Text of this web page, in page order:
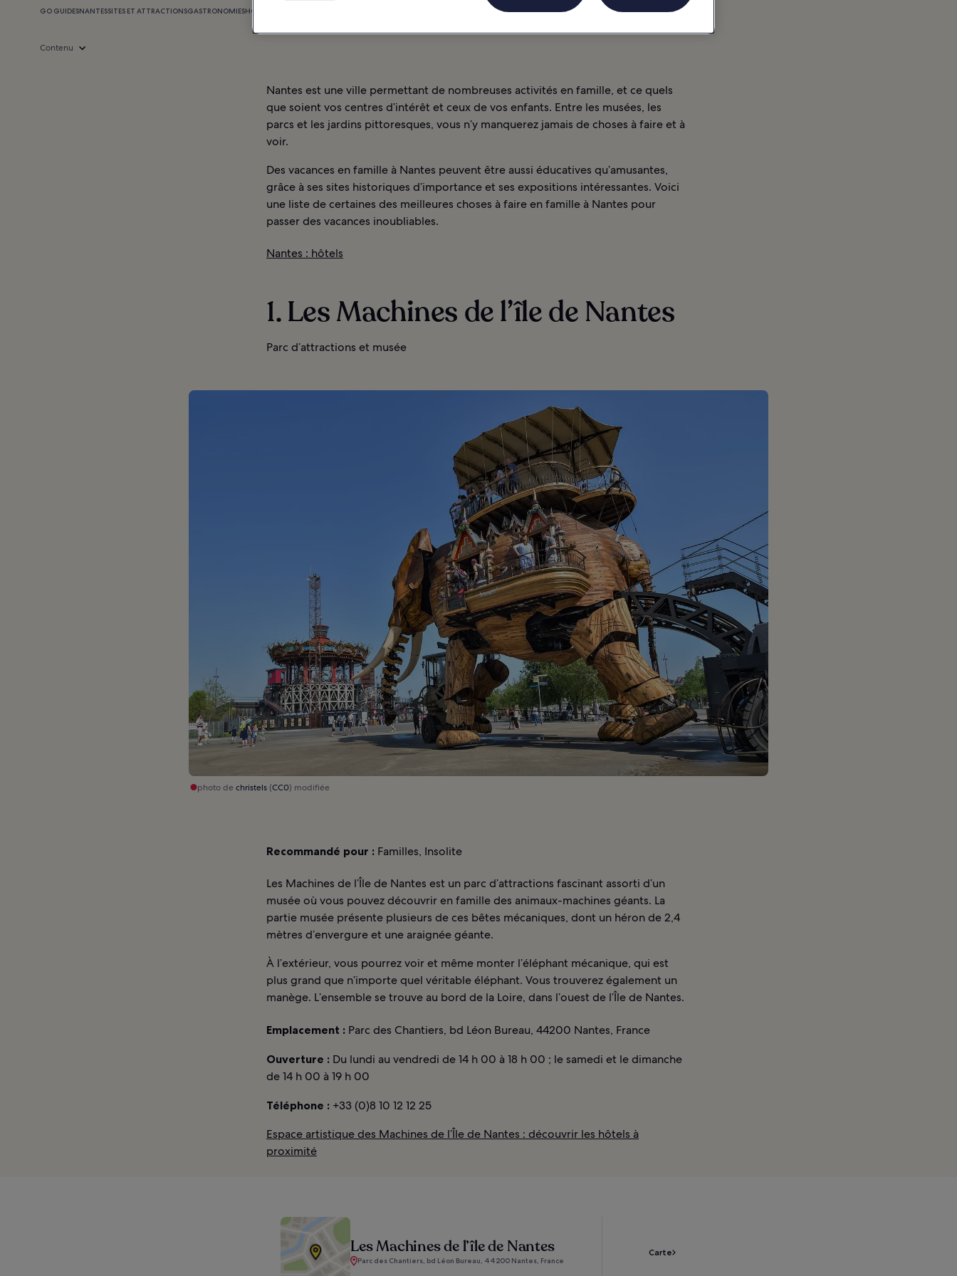
GO GUIDESNANTESSITES ET ATTRACTIONSGASTRONOMIESHOPPING
Contenu
Nantes est une ville permettant de nombreuses activités en famille, et ce quels
que soient vos centres d’intérêt et ceux de vos enfants. Entre les musées, les
parcs et les jardins pittoresques, vous n’y manquerez jamais de choses à faire et à
voir.
Des vacances en famille à Nantes peuvent être aussi éducatives qu’amusantes,
grâce à ses sites historiques d’importance et ses expositions intéressantes. Voici
une liste de certaines des meilleures choses à faire en famille à Nantes pour
passer des vacances inoubliables.
Nantes : hôtels
1. Les Machines de l’île de Nantes
Parc d’attractions et musée
photo dechristels(CC0) modifiée
Recommandé pour : Familles, Insolite
Les Machines de l’Île de Nantes est un parc d’attractions fascinant assorti d’un
musée où vous pouvez découvrir en famille des animaux-machines géants. La
partie musée présente plusieurs de ces bêtes mécaniques, dont un héron de 2,4
mètres d’envergure et une araignée géante.
À l’extérieur, vous pourrez voir et même monter l’éléphant mécanique, qui est
plus grand que n’importe quel véritable éléphant. Vous trouverez également un
manège. L’ensemble se trouve au bord de la Loire, dans l’ouest de l’Île de Nantes.
Emplacement : Parc des Chantiers, bd Léon Bureau, 44200 Nantes, France
Ouverture : Du lundi au vendredi de 14 h 00 à 18 h 00 ; le samedi et le dimanche
de 14 h 00 à 19 h 00
Téléphone : +33 (0)8 10 12 12 25
Espace artistique des Machines de l’Île de Nantes : découvrir les hôtels à
proximité
Les Machines de l’île de Nantes
Parc des Chantiers, bd Léon Bureau, 44200 Nantes, France
Carte